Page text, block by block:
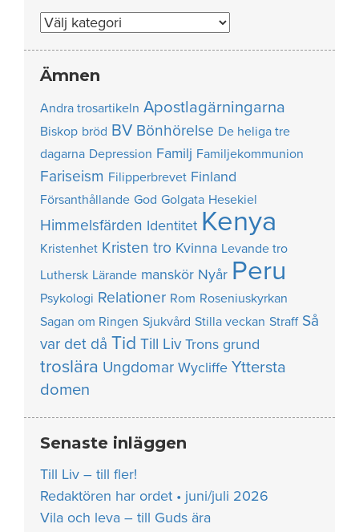
Nummer
Ämnen
Andra trosartikeln Apostlagärningarna
Biskop bröd BV Bönhörelse De heliga tre
dagarna Depression Familj Familjekommunion
Fariseism Filipperbrevet Finland
Försanthållande God Golgata Hesekiel
Himmelsfärden Identitet Kenya
Kristenhet Kristen tro Kvinna Levande tro
Luthersk Lärande manskör Nyår Peru
Psykologi Relationer Rom Roseniuskyrkan
Sagan om Ringen Sjukvård Stilla veckan Straff Så
var det då Tid Till Liv Trons grund
troslära Ungdomar Wycliffe Yttersta
domen
Senaste inläggen
Till Liv – till fler!
Redaktören har ordet • juni/juli 2026
Vila och leva – till Guds ära